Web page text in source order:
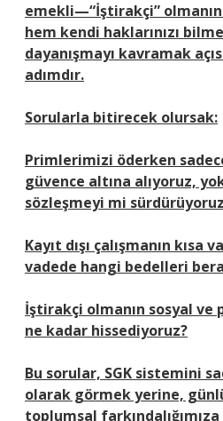
emekli—“İştirakçi” olmanın
hem kendi haklarınızı
dayanışmayı kavramak
adımdır.
Sorularla bitirecek olursak:
Primlerimizi öderken
güvence altına alıyoruz,
sözleşmeyi mi
Kayıt dışı çalışmanın kısa
vadede hangi bedelleri
İştirakçi olmanın sosyal
ne kadar hissediyoruz?
Bu sorular, SGK sistemini
olarak görmek yerine,
toplumsal